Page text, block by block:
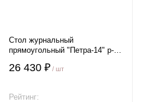
Стол журнальный
прямоугольный "Петра-14" р-р
26 430 ₽ / шт
Рейтинг: